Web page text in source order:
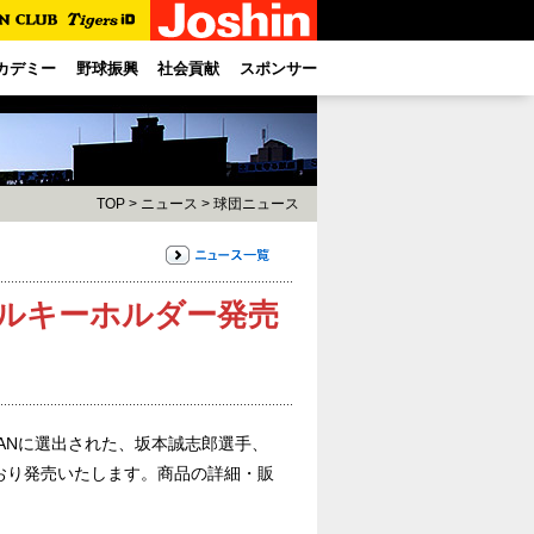
デミー 野球振興 社会貢献 スポンサー
TOP > ニュース > 球団ニュース
キーホルダー発売
に選出された、坂本誠志郎選手、
発売いたします。商品の詳細・販